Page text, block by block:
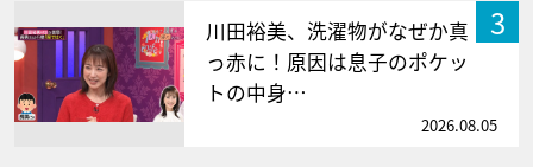
3
川田裕美、洗濯物がなぜか真
っ赤に！原因は息子のポケッ
トの中身…
2026.08.05